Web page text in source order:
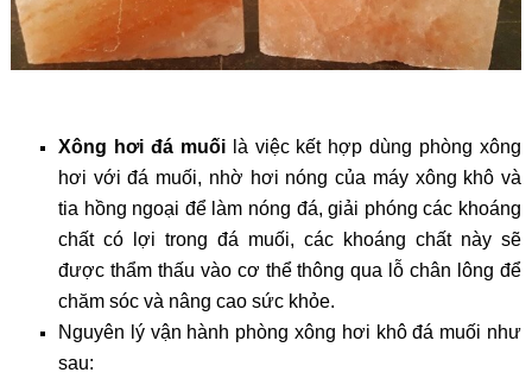
Xông hơi đá muối
là việc kết hợp dùng phòng xông
hơi với đá muối, nhờ hơi nóng của máy xông khô và
tia hồng ngoại để làm nóng đá, giải phóng các khoáng
chất có lợi trong đá muối, các khoáng chất này sẽ
được thẩm thấu vào cơ thể thông qua lỗ chân lông để
chăm sóc và nâng cao sức khỏe.
Nguyên lý vận hành phòng xông hơi khô đá muối như
sau: